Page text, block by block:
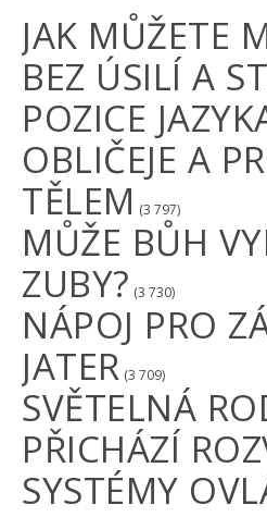
JAK MŮŽETE
BEZ ÚSILÍ A
POZICE
OBLIČEJE A
TĚLEM (3 797)
MŮŽE BŮH
ZUBY? (3 730)
NÁPOJ PRO
JATER (3 709)
SVĚTELNÁ
PŘICHÁZÍ
SYSTÉMY